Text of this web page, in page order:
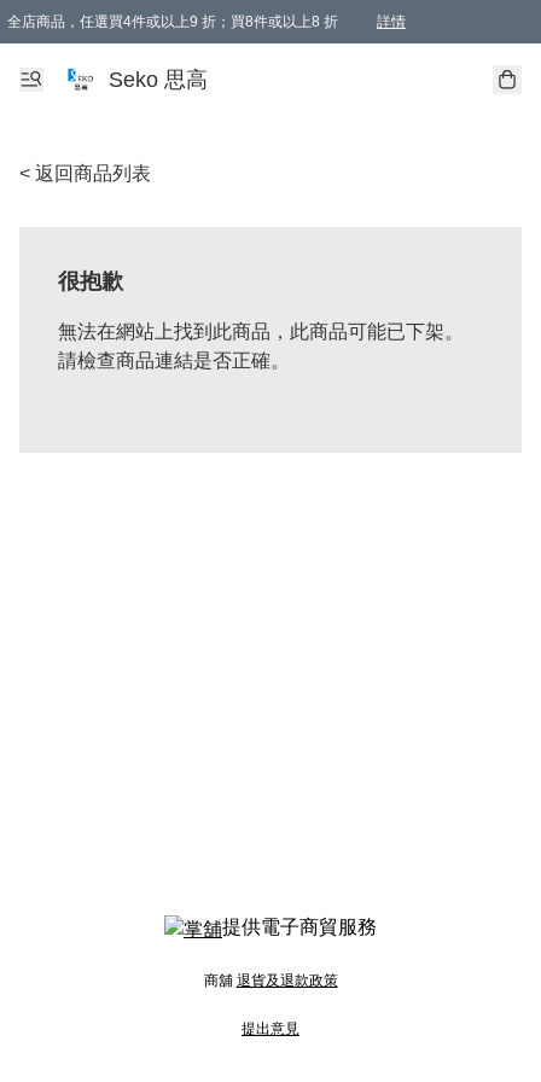
全店商品，任選買4件或以上9 折；買8件或以上8 折 詳情
新會員首次購物即享全單 95 折優惠！
購物滿198, 全單免運
Seko 思高
< 返回商品列表
很抱歉
無法在網站上找到此商品，此商品可能已下架。
請檢查商品連結是否正確。
提供電子商貿服務
商舖 退貨及退款政策
提出意見